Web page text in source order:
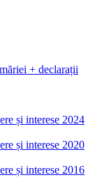
+ declarații
și interese 2024
și interese 2020
și interese 2016